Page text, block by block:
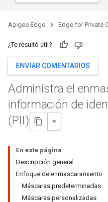
Apigee Edge Edge for Private
¿Te resultó útil?
ENVIAR COMENTARIOS
Administra el
información de
(PII)
En esta página
Descripción general
Enfoque de enmascaramiento
Máscaras predeterminadas
Máscaras personalizadas